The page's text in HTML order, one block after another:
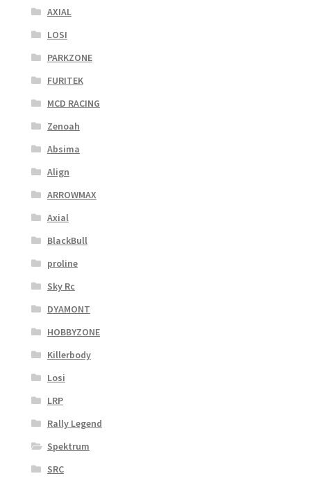
AXIAL
LOSI
PARKZONE
FURITEK
MCD RACING
Zenoah
Absima
Align
ARROWMAX
Axial
BlackBull
proline
Sky Rc
DYAMONT
HOBBYZONE
Killerbody
Losi
LRP
Rally Legend
Spektrum
SRC